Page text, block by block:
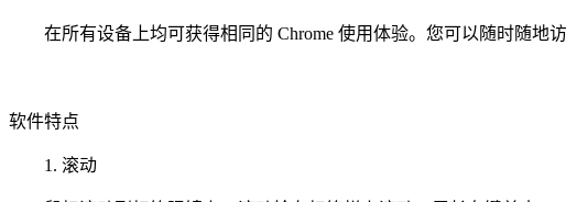
在所有设备上均可获得相同的 Chrome 使用体验。您可以随时随地
软件特点
1. 滚动